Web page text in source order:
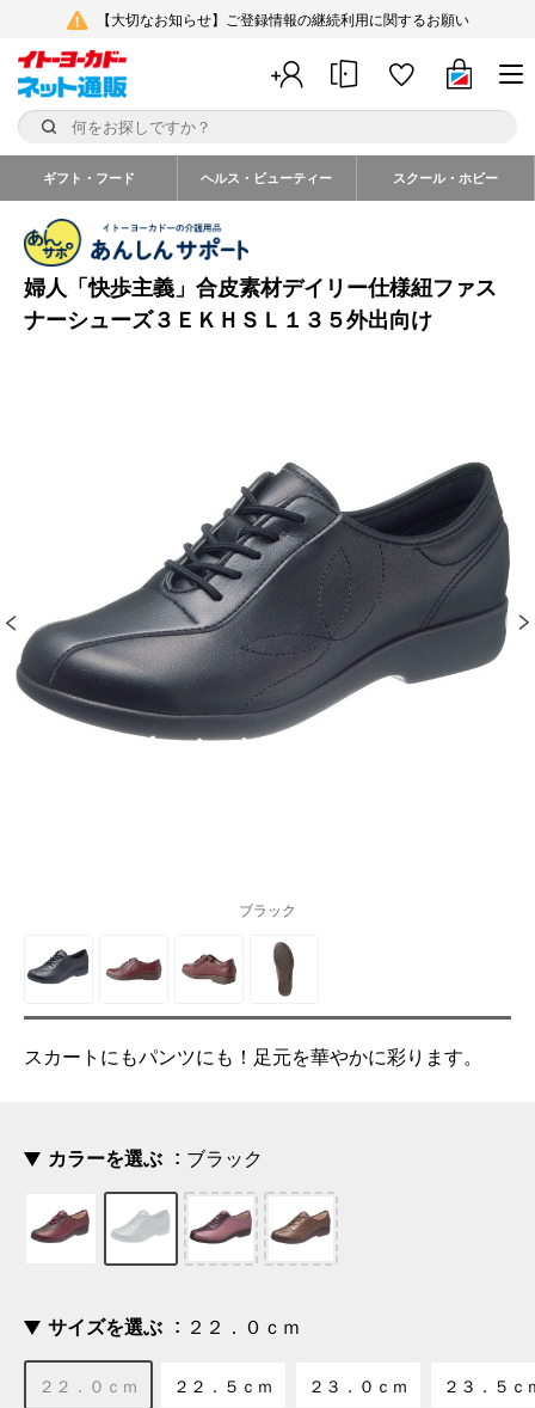
【大切なお知らせ】ご登録情報の継続利用に関するお願い
ギフト・フード ヘルス・ビューティー スクール・ホビー
婦人「快歩主義」合皮素材デイリー仕様紐ファス
ナーシューズ３ＥＫＨＳＬ１３５外出向け
ブラック
スカートにもパンツにも！足元を華やかに彩ります。
カラーを選ぶ ブラック
サイズを選ぶ ２２．０ｃｍ
２２．０ｃｍ ２２．５ｃｍ ２３．０ｃｍ ２３．５ｃ